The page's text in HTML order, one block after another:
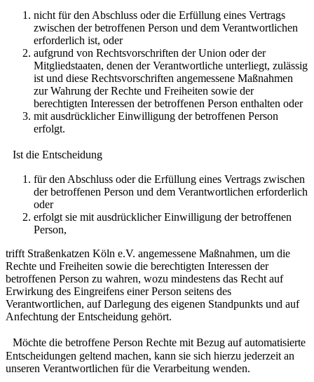
nicht für den Abschluss oder die Erfüllung eines Vertrags
zwischen der betroffenen Person und dem Verantwortlichen
erforderlich ist, oder
aufgrund von Rechtsvorschriften der Union oder der
Mitgliedstaaten, denen der Verantwortliche unterliegt, zulässig
ist und diese Rechtsvorschriften angemessene Maßnahmen
zur Wahrung der Rechte und Freiheiten sowie der
berechtigten Interessen der betroffenen Person enthalten oder
mit ausdrücklicher Einwilligung der betroffenen Person
erfolgt.
Ist die Entscheidung
für den Abschluss oder die Erfüllung eines Vertrags zwischen
der betroffenen Person und dem Verantwortlichen erforderlich
oder
erfolgt sie mit ausdrücklicher Einwilligung der betroffenen
Person,
trifft Straßenkatzen Köln e.V. angemessene Maßnahmen, um die
Rechte und Freiheiten sowie die berechtigten Interessen der
betroffenen Person zu wahren, wozu mindestens das Recht auf
Erwirkung des Eingreifens einer Person seitens des
Verantwortlichen, auf Darlegung des eigenen Standpunkts und auf
Anfechtung der Entscheidung gehört.
Möchte die betroffene Person Rechte mit Bezug auf automatisierte
Entscheidungen geltend machen, kann sie sich hierzu jederzeit an
unseren Verantwortlichen für die Verarbeitung wenden.